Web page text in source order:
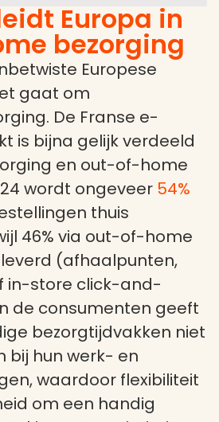
Europa in
bezorging
Europese
gaat om
De Franse e-
is bijna gelijk verdeeld
en out-of-home
wordt ongeveer 54%
thuis
46% via out-of-home
(afhaalpunten,
in-store click-and-
de consumenten geeft
bezorgtijdvakken niet
bij hun werk- en
waardoor flexibiliteit
om een handig